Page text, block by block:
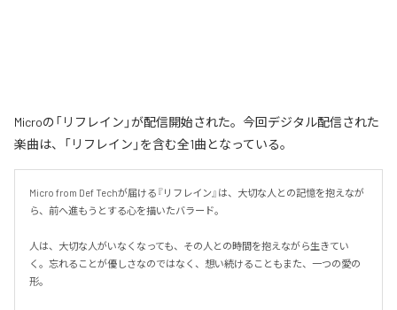
Microの「リフレイン」が配信開始された。今回デジタル配信された
楽曲は、「リフレイン」を含む全1曲となっている。
Micro from Def Techが届ける『リフレイン』は、大切な人との記憶を抱えなが
ら、前へ進もうとする心を描いたバラード。
人は、大切な人がいなくなっても、その人との時間を抱えながら生きてい
く。忘れることが優しさなのではなく、想い続けることもまた、一つの愛の
形。